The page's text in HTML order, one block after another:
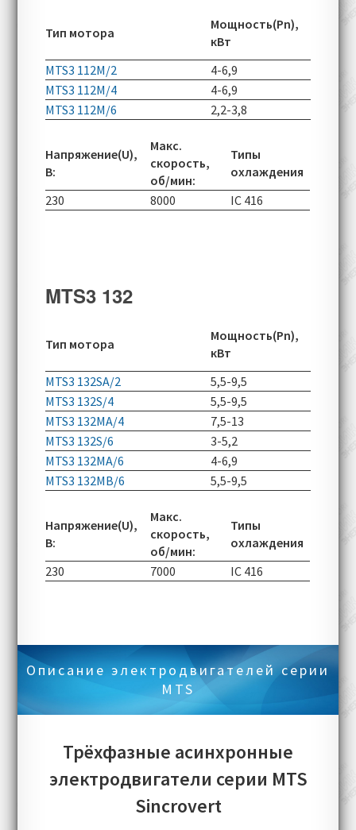
Тип мотора
Мощность(Pn),
кВт
MTS3 112M/2
4-6,9
MTS3 112M/4
4-6,9
MTS3 112M/6
2,2-3,8
Напряжение(U),
В:
Макс.
скорость,
об/мин:
Типы
охлаждения
230
8000 IC 416
MTS3 132
Тип мотора
Мощность(Pn),
кВт
MTS3 132SA/2
5,5-9,5
MTS3 132S/4
5,5-9,5
MTS3 132MA/4
7,5-13
MTS3 132S/6
3-5,2
MTS3 132MA/6
4-6,9
MTS3 132MB/6
5,5-9,5
Напряжение(U),
В:
Макс.
скорость,
об/мин:
Типы
охлаждения
230
7000 IC 416
Описание электродвигателей серии
MTS
Трёхфазные асинхронные
электродвигатели серии MTS
Sincrovert